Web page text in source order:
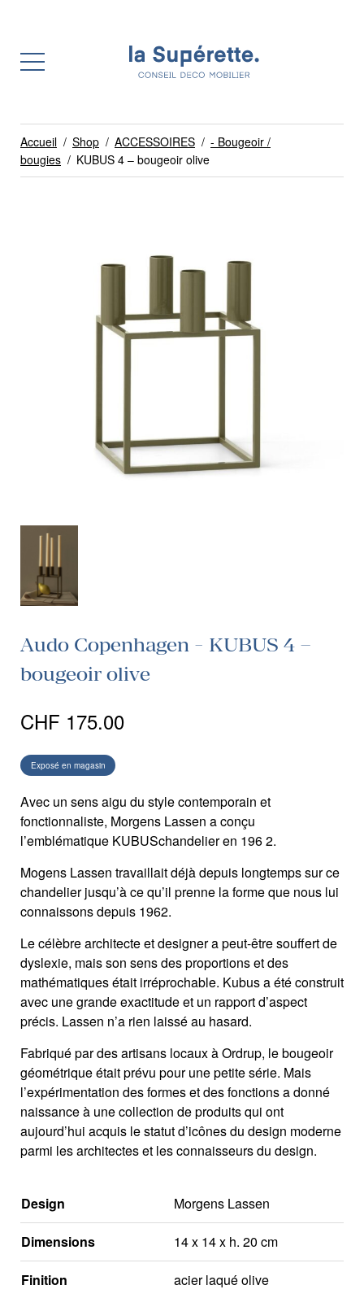
Accueil / Shop / ACCESSOIRES / - Bougeoir /
bougies / KUBUS 4 – bougeoir olive
Audo Copenhagen - KUBUS 4 –
bougeoir olive
CHF 175.00
Exposé en magasin
Avec un sens aigu du style contemporain et
fonctionnaliste, Morgens Lassen a conçu
l’emblématique KUBUSchandelier en 196 2.
Mogens Lassen travaillait déjà depuis longtemps sur ce
chandelier jusqu’à ce qu’il prenne la forme que nous lui
connaissons depuis 1962.
Le célèbre architecte et designer a peut-être souffert de
dyslexie, mais son sens des proportions et des
mathématiques était irréprochable. Kubus a été construit
avec une grande exactitude et un rapport d’aspect
précis. Lassen n’a rien laissé au hasard.
Fabriqué par des artisans locaux à Ordrup, le bougeoir
géométrique était prévu pour une petite série. Mais
l’expérimentation des formes et des fonctions a donné
naissance à une collection de produits qui ont
aujourd’hui acquis le statut d’icônes du design moderne
parmi les architectes et les connaisseurs du design.
Design Morgens Lassen
Dimensions 14 x 14 x h. 20 cm
Finition acier laqué olive